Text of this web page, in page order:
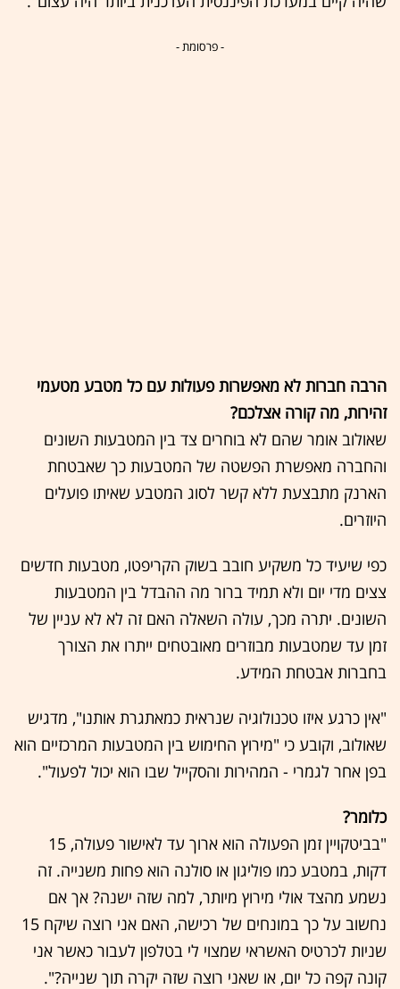
- פרסומת -
הרבה חברות לא מאפשרות פעולות עם כל מטבע מטעמי
זהירות, מה קורה אצלכם?
שאולוב אומר שהם לא בוחרים צד בין המטבעות השונים
והחברה מאפשרת הפשטה של המטבעות כך שאבטחת
הארנק מתבצעת ללא קשר לסוג המטבע שאיתו פועלים
היוזרים.
כפי שיעיד כל משקיע חובב בשוק הקריפטו, מטבעות חדשים
צצים מדי יום ולא תמיד ברור מה ההבדל בין המטבעות
השונים. יתרה מכך, עולה השאלה האם זה לא לא עניין של
זמן עד שמטבעות מבוזרים מאובטחים ייתרו את הצורך
בחברות אבטחת המידע.
"אין כרגע איזו טכנולוגיה שנראית כמאתגרת אותנו", מדגיש
שאולוב, וקובע כי "מירוץ החימוש בין המטבעות המרכזיים הוא
בפן אחר לגמרי - המהירות והסקייל שבו הוא יכול לפעול".
כלומר?
"בביטקויין זמן הפעולה הוא ארוך עד לאישור פעולה, 15
דקות, במטבע כמו פוליגון או סולנה הוא פחות משנייה. זה
נשמע מהצד אולי מירוץ מיותר, למה שזה ישנה? אך אם
נחשוב על כך במונחים של רכישה, האם אני רוצה שיקח 15
שניות לכרטיס האשראי שמצוי לי בטלפון לעבור כאשר אני
קונה קפה כל יום, או שאני רוצה שזה יקרה תוך שנייה?".